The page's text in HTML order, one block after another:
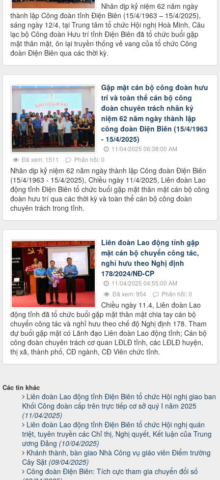
Nhân dịp kỷ niệm 62 năm ngày
thành lập Công đoàn tỉnh Điện Biên (15/4/1963 – 15/4/2025),
sáng ngày 12/4, tại Trung tâm tổ chức Hội nghị Hoà Minh, Câu
lạc bộ Công đoàn Hưu trí tỉnh Điện Biên đã tổ chức buổi gặp
mặt thân mật, ôn lại truyền thống vẻ vang của tổ chức Công
đoàn Điện Biên qua các thời kỳ.
Gặp mặt cán bộ công đoàn hưu
trí và toàn thể cán bộ công
đoàn chuyên trách nhân kỷ
niệm 62 năm ngày thành lập
công đoàn Điện Biên (15/4/1963
- 15/4/2025)
11/04/2025 06:38:00 AM
Đã xem: 1511
Phản hồi: 0
Nhân dịp kỷ niệm 62 năm ngày thành lập Công đoàn Điện Biên
(15/4/1963 - 15/4/2025), Chiều ngày 11/4/2025, Liên đoàn Lao
động tỉnh Điện Biên tổ chức buổi gặp mặt thân mật cán bộ công
đoàn hưu trí qua các thời kỳ và toàn thể cán bộ công đoàn
chuyên trách trong tỉnh.
Liên đoàn Lao động tỉnh gặp
mặt cán bộ chuyển công tác,
nghỉ hưu theo Nghị định
178/2024/NĐ-CP
11/04/2025 04:55:00 AM
Đã xem: 954
Phản hồi: 0
Chiều ngày 11.4, Liên đoàn Lao
động tỉnh đã tổ chức buổi gặp mặt thân mật chia tay cán bộ
chuyển công tác và nghỉ hưu theo chế độ Nghị định 178. Tham
dự buổi gặp mặt có Lãnh đạo Liên đoàn Lao động tỉnh; Cán bộ
công đoàn chuyên trách cơ quan LĐLĐ tỉnh, các LĐLĐ huyện,
thị xã, thành phố, CĐ ngành, CĐ Viên chức tỉnh.
Các tin khác
Liên đoàn Lao động tỉnh Điện Biên tổ chức Hội nghị giao ban
Khối Công đoàn cấp trên trực tiếp cơ sở quý I năm 2025
(11/04/2025)
Liên đoàn Lao động tỉnh Điện Biên tổ chức Hội nghị quán
triệt, tuyên truyền các Chỉ thị, Nghị quyết, Kết luận của Trung
ương Đảng (10/04/2025)
Khánh thành, bàn giao Nhà Công vụ giáo viên Điểm trường
Cây Sặt (09/04/2025)
Công đoàn Điện Biên: Tích cực tham gia chuyển đổi số